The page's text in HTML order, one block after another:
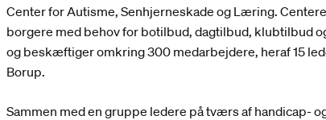
Center for Autisme, Senhjerneskade og Læring.
borgere med behov for botilbud, dagtilbud, klubtilbud
og beskæftiger omkring 300 medarbejdere, heraf 15
Borup.
Sammen med en gruppe ledere på tværs af handicap-